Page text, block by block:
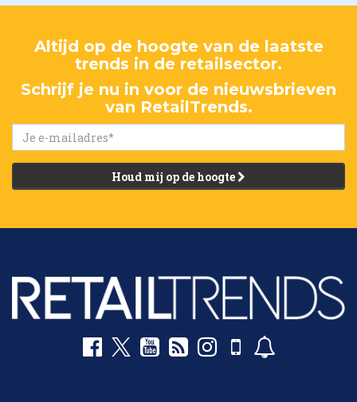
Altijd op de hoogte van de laatste
trends in de retailsector.
Schrijf je nu in voor de nieuwsbrieven
van RetailTrends.
Houd mij op de hoogte